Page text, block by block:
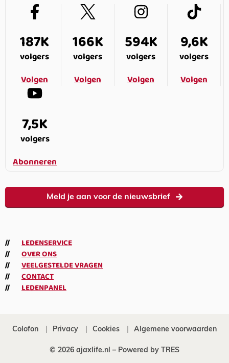
187K
volgers
Volgen
166K
volgers
Volgen
594K
volgers
Volgen
9,6K
volgers
Volgen
7,5K
volgers
Abonneren
Meld je aan voor de nieuwsbrief
LEDENSERVICE
OVER ONS
VEELGESTELDE VRAGEN
CONTACT
LEDENPANEL
Colofon Privacy Cookies Algemene voorwaarden
© 2026 ajaxlife.nl – Powered by TRES